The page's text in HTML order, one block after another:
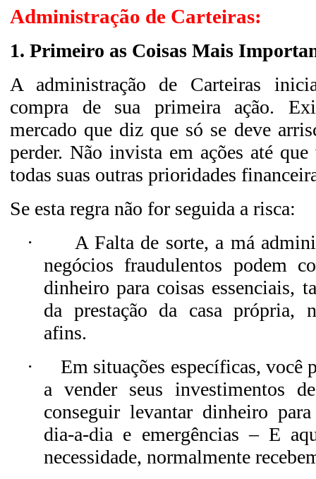
Administração de Carteiras:
1. Primeiro as Coisas Mais
A administração de Carteiras
compra de sua primeira ação.
mercado que diz que só se deve
perder. Não invista em ações até
todas suas outras prioridades
Se esta regra não for seguida a risca:
·
A Falta de sorte, a má
negócios fraudulentos podem
dinheiro para coisas essenciais,
da prestação da casa própria,
afins.
·
Em situações específicas, você
a vender seus investimentos
conseguir levantar dinheiro
dia-a-dia e emergências – E
necessidade, normalmente